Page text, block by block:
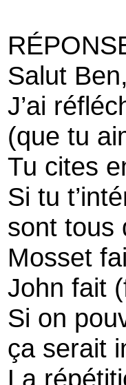
Salut Ben,
J’ai
(que tu
Tu cites
Si tu
sont tous
Mosset
John fait
Si on
ça serait
La